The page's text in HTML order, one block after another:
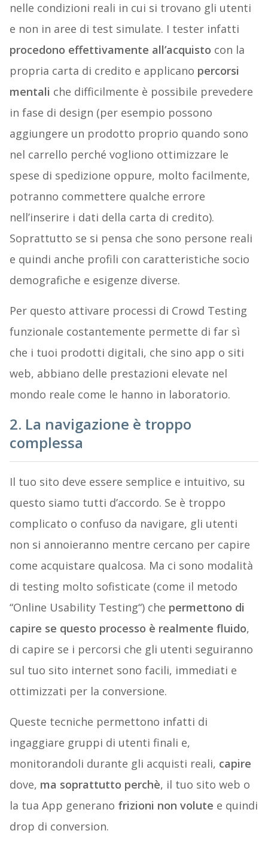
nelle condizioni reali in cui si trovano gli utenti
e non in aree di test simulate. I tester infatti
procedono effettivamente all’acquisto con la
propria carta di credito e applicano percorsi
mentali che difficilmente è possibile prevedere
in fase di design (per esempio possono
aggiungere un prodotto proprio quando sono
nel carrello perché vogliono ottimizzare le
spese di spedizione oppure, molto facilmente,
potranno commettere qualche errore
nell’inserire i dati della carta di credito).
Soprattutto se si pensa che sono persone reali
e quindi anche profili con caratteristiche socio
demografiche e esigenze diverse.
Per questo attivare processi di Crowd Testing
funzionale costantemente permette di far sì
che i tuoi prodotti digitali, che sino app o siti
web, abbiano delle prestazioni elevate nel
mondo reale come le hanno in laboratorio.
2. La navigazione è troppo
complessa
Il tuo sito deve essere semplice e intuitivo, su
questo siamo tutti d’accordo. Se è troppo
complicato o confuso da navigare, gli utenti
non si annoieranno mentre cercano per capire
come acquistare qualcosa. Ma ci sono modalità
di testing molto sofisticate (come il metodo
“Online Usability Testing“) che permettono di
capire se questo processo è realmente fluido,
di capire se i percorsi che gli utenti seguiranno
sul tuo sito internet sono facili, immediati e
ottimizzati per la conversione.
Queste tecniche permettono infatti di
ingaggiare gruppi di utenti finali e,
monitorandoli durante gli acquisti reali, capire
dove, ma soprattutto perchè, il tuo sito web o
la tua App generano frizioni non volute e quindi
drop di conversion.